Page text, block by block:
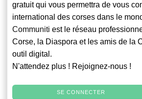
gratuit qui vous permettra de vous
international des corses dans le
Communiti est le réseau
Corse, la Diaspora et les amis de la
outil digital.
N'attendez plus ! Rejoignez-nous !
SE CONNECTER